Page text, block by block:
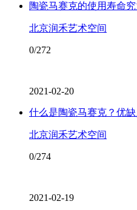
陶瓷马赛克的使用寿命
北京润禾艺术空间
0/272
2021-02-20
什么是陶瓷马赛克？优
北京润禾艺术空间
0/274
2021-02-19